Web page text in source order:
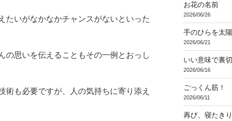
たいがなかなかチャンスがないといった
の思いを伝えることもその一例とおっし
術も必要ですが、人の気持ちに寄り添え
お花の名前
2026/06/26
手のひらを太
2026/06/21
いい意味で裏
2026/06/16
ごっくん筋！
2026/06/11
再び、寝たき